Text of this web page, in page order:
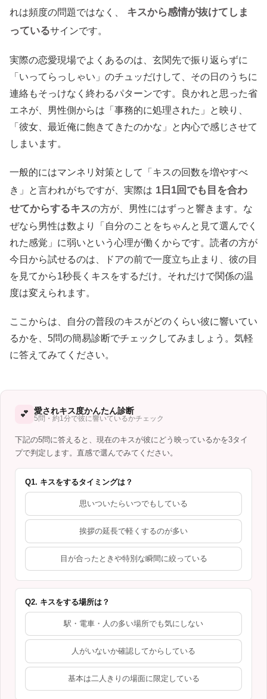
れは頻度の問題ではなく、
キスから感情が抜けてしま
っているサインです。
実際の恋愛現場でよくあるのは、玄関先で振り返らずに
「いってらっしゃい」のチュッだけして、その日のうちに
連絡もそっけなく終わるパターンです。良かれと思った省
エネが、男性側からは「事務的に処理された」と映り、
「彼女、最近俺に飽きてきたのかな」と内心で感じさせて
しまいます。
一般的にはマンネリ対策として「キスの回数を増やすべ
き」と言われがちですが、実際は 1日1回でも目を合わ
せてからするキスの方が、男性にはずっと響きます。な
ぜなら男性は数より「自分のことをちゃんと見て選んでく
れた感覚」に弱いという心理が働くからです。読者の方が
今日から試せるのは、ドアの前で一度立ち止まり、彼の目
を見てから1秒長くキスをするだけ。それだけで関係の温
度は変えられます。
ここからは、自分の普段のキスがどのくらい彼に響いてい
るかを、5問の簡易診断でチェックしてみましょう。気軽
に答えてみてください。
💕 愛されキス度かんたん診断
5問・約1分で彼に響いているかチェック
下記の5問に答えると、現在のキスが彼にどう映っているかを3タイ
プで判定します。直感で選んでみてください。
Q1. キスをするタイミングは？
思いついたらいつでもしている
挨拶の延長で軽くするのが多い
目が合ったときや特別な瞬間に絞っている
Q2. キスをする場所は？
駅・電車・人の多い場所でも気にしない
人がいないか確認してからしている
基本は二人きりの場面に限定している